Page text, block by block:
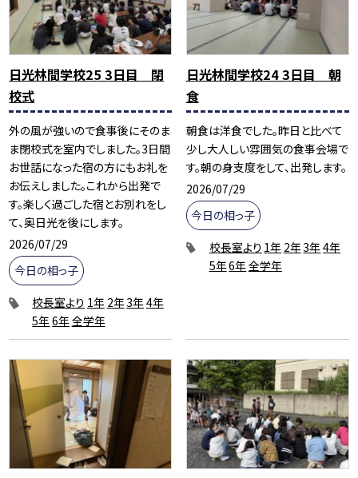
日光林間学校25 3日目 閉
校式
外の風が強いので食事後にそのま
ま閉校式を室内でしました。3日間
お世話になった宿の方にもお礼を
お伝えしました。これから出発で
す。楽しく過ごした宿とお別れをし
て、奥日光を後にします。
2026/07/29
今日の相っ子
校長室より 1年 2年3年4年
5年6年全学年
日光林間学校24 3日目 朝
食
朝食は洋食でした。昨日と比べて
少し大人しい雰囲気の食事会場で
す。朝の身支度をして、出発します。
2026/07/29
今日の相っ子
校長室より 1年 2年3年4年
5年6年全学年